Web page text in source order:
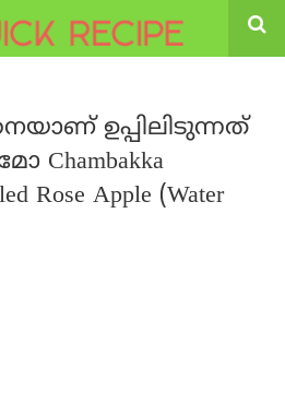
ഉപ്പിലിടുന്നത്
Chambakka
Rose Apple (Water